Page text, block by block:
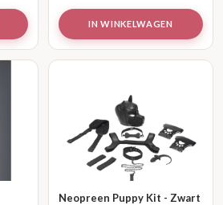
IN WINKELWAGEN
Neopreen Puppy Kit - Zwart